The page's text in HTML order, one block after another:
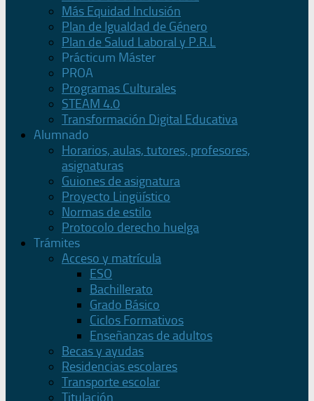
Más Equidad Inclusión
Plan de Igualdad de Género
Plan de Salud Laboral y P.R.L
Prácticum Máster
PROA
Programas Culturales
STEAM 4.0
Transformación Digital Educativa
Alumnado
Horarios, aulas, tutores, profesores,
asignaturas
Guiones de asignatura
Proyecto Lingüístico
Normas de estilo
Protocolo derecho huelga
Trámites
Acceso y matrícula
ESO
Bachillerato
Grado Básico
Ciclos Formativos
Enseñanzas de adultos
Becas y ayudas
Residencias escolares
Transporte escolar
Titulación